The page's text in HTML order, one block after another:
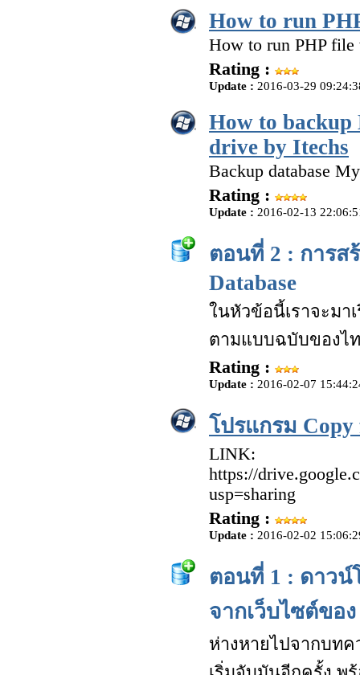
How to run
How to run PHP
Rating :
Update : 2016-03-29
How to backup
drive by Itechs
Backup database
Rating :
Update : 2016-02-13
ตอนที่ 2 : การส
Database
ในหัวข้อนี้เราจะมาเ
ตามแบบฉบับของไท
Rating :
Update : 2016-02-07
โปรแกรม Copy
LINK:
https://
usp=sharing
Rating :
Update : 2016-02-02
ตอนที่ 1 : ดาวน์
จากเว็บไซต์ขอ
ห่างหายไปจากบทค